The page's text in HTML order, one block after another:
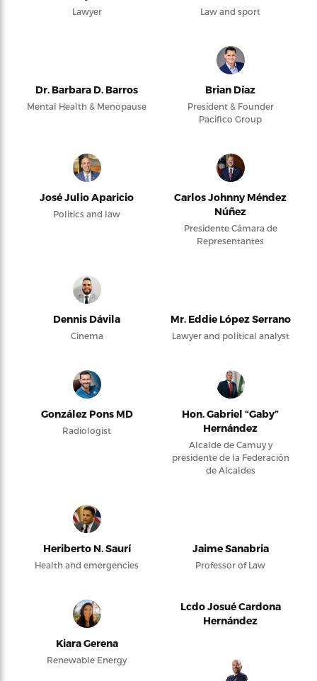
Lawyer Law and sport
Dr. Barbara D. Barros
Mental Health & Menopause
Brian Díaz
President & Founder
Pacifico Group
José Julio Aparicio
Politics and law
Carlos Johnny Méndez
Núñez
Presidente Cámara de
Representantes
Dennis Dávila
Cinema
Mr. Eddie López Serrano
Lawyer and political analyst
González Pons MD
Radiologist
Hon. Gabriel “Gaby”
Hernández
Alcalde de Camuy y
presidente de la Federación
de Alcaldes
Heriberto N. Saurí
Health and emergencies
Jaime Sanabria
Professor of Law
Kiara Gerena
Renewable Energy
Lcdo Josué Cardona
Hernández